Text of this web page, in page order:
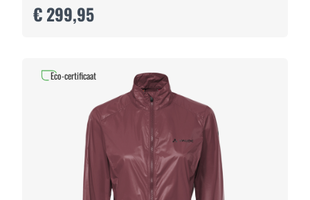
€ 299,95
Eco-certificaat